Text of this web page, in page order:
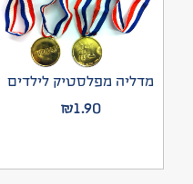
מדליה מפלסטיק לילדים
₪1.90